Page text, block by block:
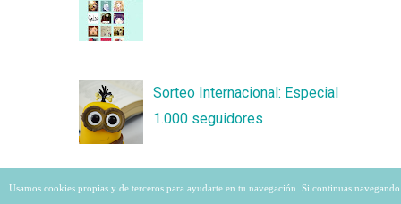
Sorteo Internacional: Especial
1.000 seguidores
Sorteo Express - 700 seguidores
Usamos cookies propias y de terceros para ayudarte en tu navegación. Si continuas navegando